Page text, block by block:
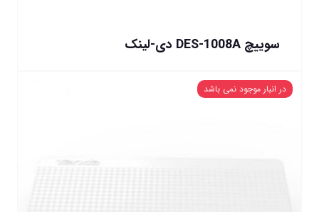
سوییچ DES-1008A دی-لینک
در انبار موجود نمی باشد